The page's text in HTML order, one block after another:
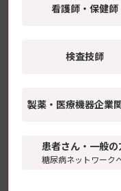
週1回基
【学会レポ
の意義 ―
看護師・保健師
検査技師
製薬・医療機器企業
患者さん・一般の
糖尿病ネットワーク